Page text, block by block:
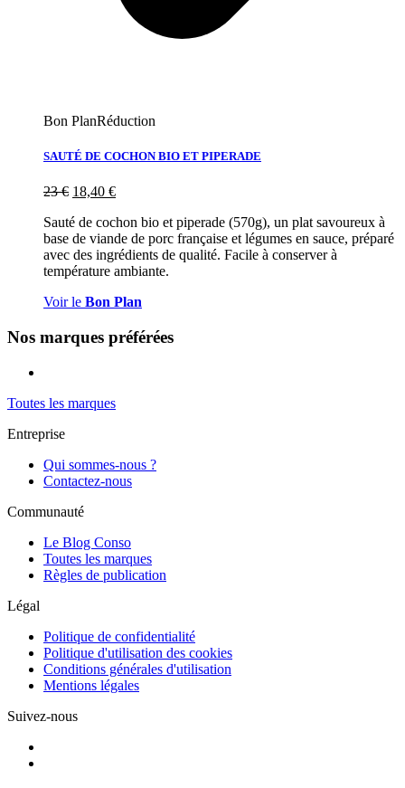
Bon PlanRéduction
SAUTÉ DE COCHON BIO ET PIPERADE
23€ 18,40 €
Sauté de cochon bio et piperade (570g), un plat savoureux à
base de viande de porc française et légumes en sauce, préparé
avec des ingrédients de qualité. Facile à conserver à
température ambiante.
Voir le Bon Plan
Nos marques préférées
Toutes les marques
Entreprise
Qui sommes-nous ?
Contactez-nous
Communauté
Le Blog Conso
Toutes les marques
Règles de publication
Légal
Politique de confidentialité
Politique d'utilisation des cookies
Conditions générales d'utilisation
Mentions légales
Suivez-nous